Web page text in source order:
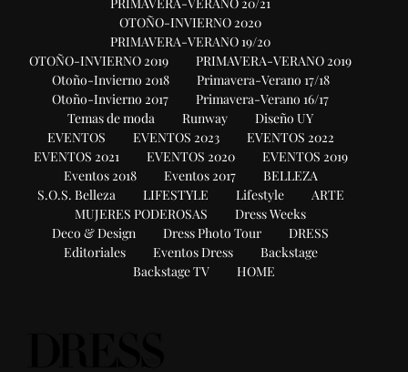
OTOÑO-INVIERNO 2020
PRIMAVERA-VERANO 19/20
OTOÑO-INVIERNO 2019
PRIMAVERA-VERANO 2019
Otoño-Invierno 2018
Primavera-Verano 17/18
Otoño-Invierno 2017
Primavera-Verano 16/17
Temas de moda
Runway
Diseño UY
EVENTOS
EVENTOS 2023
EVENTOS 2022
EVENTOS 2021
EVENTOS 2020
EVENTOS 2019
Eventos 2018
Eventos 2017
BELLEZA
S.O.S. Belleza
LIFESTYLE Lifestyle
ARTE
MUJERES PODEROSAS
Dress Weeks
Deco & Design
Dress Photo Tour
DRESS
Editoriales
Eventos Dress
Backstage
Backstage TV
HOME